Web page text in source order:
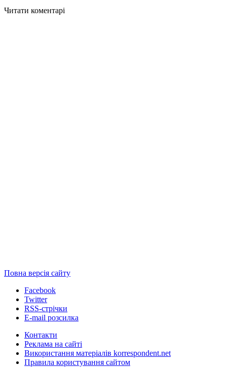
Читати коментарі
Повна версія сайту
Facebook
Twitter
RSS-стрічки
E-mail розсилка
Контакти
Реклама на сайті
Використання матеріалів korrespondent.net
Правила користування сайтом